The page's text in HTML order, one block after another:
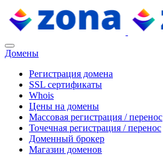
Домены
Регистрация домена
SSL сертификаты
Whois
Цены на домены
Массовая регистрация / перенос
Точечная регистрация / перенос
Доменный брокер
Магазин доменов